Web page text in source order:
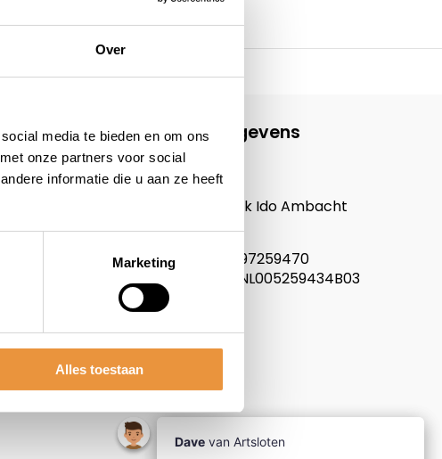
Over
media te bieden en om ons
onze partners voor social
informatie die u aan ze heeft
Marketing
Alles toestaan
Contactgegevens
ARTsloten.nl
Noordeinde 114
3341LW, Hendrik Ido Ambacht
Nederland
KVK nummer: 97259470
Btw nummer: NL005259434B03